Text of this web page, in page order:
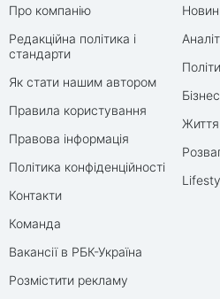
Про компанію
Редакційна політика і
стандарти
Як стати нашим автором
Правила користування
Правова інформація
Політика конфіденційності
Контакти
Команда
Вакансії в РБК-Україна
Розмістити рекламу
Бізнес
Життя